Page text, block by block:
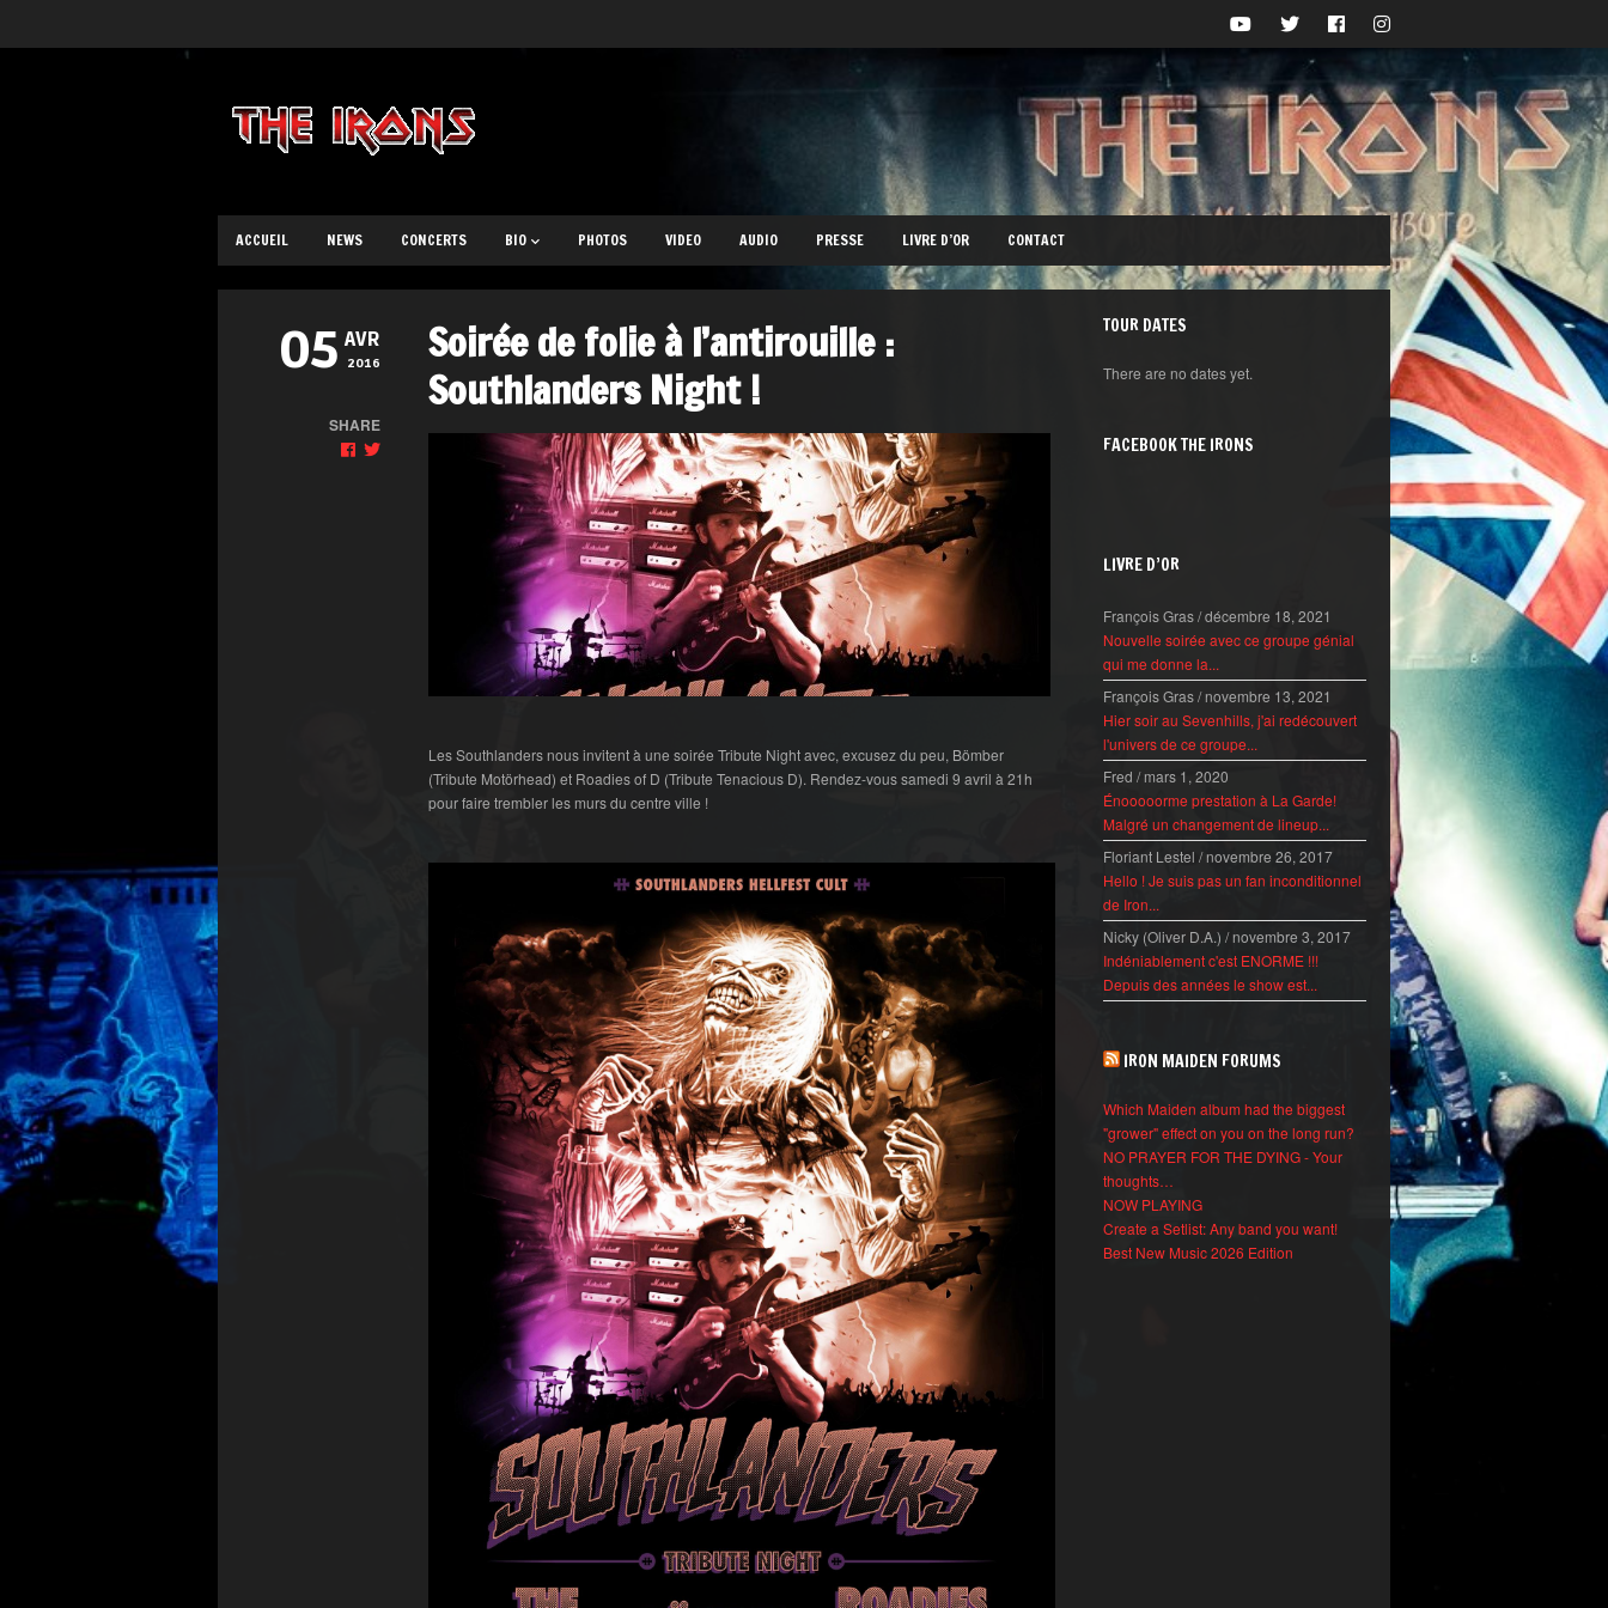
ACCUEIL NEWS CONCERTS BIO PHOTOS VIDEO AUDIO PRESSE LIVRE D’OR CONTACT
05 AVR
2016
SHARE
Soirée de folie à l’antirouille :
Southlanders Night !
Les Southlanders nous invitent à une soirée Tribute Night avec, excusez du peu, Bömber
(Tribute Motörhead) et Roadies of D (Tribute Tenacious D). Rendez-vous samedi 9 avril à 21h
pour faire trembler les murs du centre ville !
TOUR DATES
There are no dates yet.
FACEBOOK THE IRONS
LIVRE D’OR
François Gras/décembre 18, 2021
Nouvelle soirée avec ce groupe génial
qui me donne la...
François Gras/novembre 13, 2021
Hier soir au Sevenhills, j'ai redécouvert
l'univers de ce groupe...
Fred /mars 1, 2020
Énooooorme prestation à La Garde!
Malgré un changement de lineup...
Floriant Lestel /novembre 26, 2017
Hello ! Je suis pas un fan inconditionnel
de Iron...
Nicky (Oliver D.A.) /novembre 3, 2017
Indéniablement c'est ENORME !!!
Depuis des années le show est...
IRON MAIDEN FORUMS
Which Maiden album had the biggest
"grower" effect on you on the long run?
NO PRAYER FOR THE DYING - Your
thoughts…
NOW PLAYING
Create a Setlist: Any band you want!
Best New Music 2026 Edition